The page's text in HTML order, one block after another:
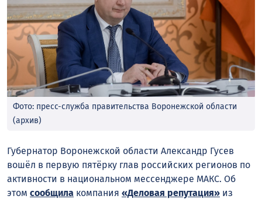
Фото: пресс-служба правительства Воронежской области
(архив)
Губернатор Воронежской области Александр Гусев
вошёл в первую пятёрку глав российских регионов по
активности в национальном мессенджере МАКС. Об
этом сообщила компания «Деловая репутация» из